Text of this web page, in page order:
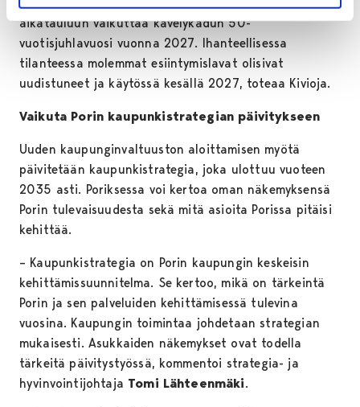
aikatauluun vaikuttaa kävelykadun 50-
vuotisjuhlavuosi vuonna 2027. Ihanteellisessa
tilanteessa molemmat esiintymislavat olisivat
uudistuneet ja käytössä kesällä 2027, toteaa Kivioja.
Vaikuta Porin kaupunkistrategian päivitykseen
Uuden kaupunginvaltuuston aloittamisen myötä
päivitetään kaupunkistrategia, joka ulottuu vuoteen
2035 asti. Poriksessa voi kertoa oman näkemyksensä
Porin tulevaisuudesta sekä mitä asioita Porissa pitäisi
kehittää.
– Kaupunkistrategia on Porin kaupungin keskeisin
kehittämissuunnitelma. Se kertoo, mikä on tärkeintä
Porin ja sen palveluiden kehittämisessä tulevina
vuosina. Kaupungin toimintaa johdetaan strategian
mukaisesti. Asukkaiden näkemykset ovat todella
tärkeitä päivitystyössä, kommentoi strategia- ja
hyvinvointijohtaja Tomi Lähteenmäki.